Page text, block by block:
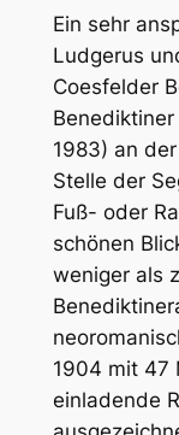
Ein sehr
Ludgerus
Coesfelder
1983) an
Stelle der
Fuß- oder
schönen
weniger als
1904 mit 47
einladende